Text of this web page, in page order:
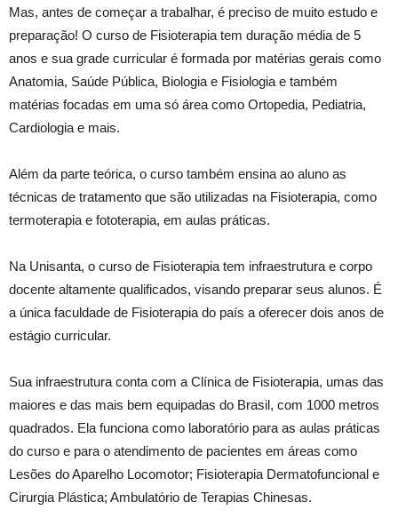
Mas, antes de começar a trabalhar, é preciso de muito estudo e
preparação! O curso de Fisioterapia tem duração média de 5
anos e sua grade curricular é formada por matérias gerais como
Anatomia, Saúde Pública, Biologia e Fisiologia e também
matérias focadas em uma só área como Ortopedia, Pediatria,
Cardiologia e mais.
Além da parte teórica, o curso também ensina ao aluno as
técnicas de tratamento que são utilizadas na Fisioterapia, como
termoterapia e fototerapia, em aulas práticas.
Na Unisanta, o curso de Fisioterapia tem infraestrutura e corpo
docente altamente qualificados, visando preparar seus alunos. É
a única faculdade de Fisioterapia do país a oferecer dois anos de
estágio curricular.
Sua infraestrutura conta com a Clínica de Fisioterapia, umas das
maiores e das mais bem equipadas do Brasil, com 1000 metros
quadrados. Ela funciona como laboratório para as aulas práticas
do curso e para o atendimento de pacientes em áreas como
Lesões do Aparelho Locomotor; Fisioterapia Dermatofuncional e
Cirurgia Plástica; Ambulatório de Terapias Chinesas.